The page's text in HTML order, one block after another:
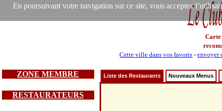
En poursuivant votre navigation sur ce site, vous acceptez
Carte
Cette ville dans vos favoris -envoyer
ZONE MEMBRE
RESTAURATEURS
Liste des Restaurants Nouveaux Menus